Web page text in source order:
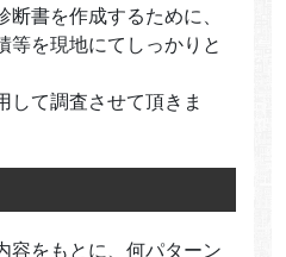
書を作成するために、
等を現地にてしっかりと
して調査させて頂きま
容をもとに、何パターン